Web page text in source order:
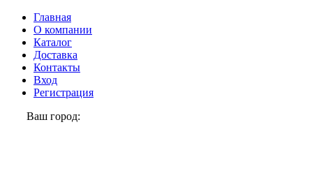
Главная
О компании
Каталог
Доставка
Контакты
Вход
Регистрация
Ваш город: